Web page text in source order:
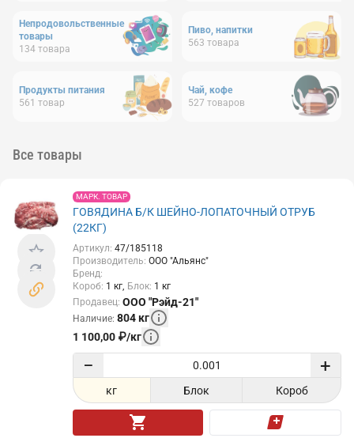
Непродовольственные
товары
134 товара
Пиво, напитки
563 товара
Продукты питания
561 товар
Чай, кофе
527 товаров
Все товары
МАРК. ТОВАР
ГОВЯДИНА Б/К ШЕЙНО-ЛОПАТОЧНЫЙ ОТРУБ
(22КГ)
Артикул: 47/185118
Производитель: ООО "Альянс"
Бренд:
Короб: 1 кг Блок: 1 кг
Продавец: ООО "Рэйд-21"
Наличие: 804кг
1 100,00 ₽/кг
− +
кг Блок Короб